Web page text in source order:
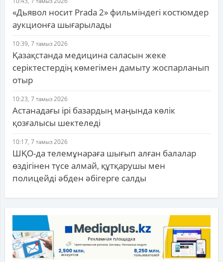
«Дьявол носит Prada 2» фильміндегі костюмдер
аукционға шығарылады
10:39, 7 тамыз 2026
Қазақстанда медицина саласын жеке
серіктестердің көмегімен дамыту жоспарланып
отыр
10:23, 7 тамыз 2026
Астанадағы ірі базардың маңында көлік
қозғалысы шектеледі
10:17, 7 тамыз 2026
ШҚО-да телемұнараға шығып алған балалар
өздігінен түсе алмай, құтқарушы мен
полицейді әбден әбігерге салды